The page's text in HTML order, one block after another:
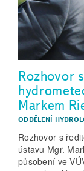
Rozhovor
Markem
ODDĚLENÍ
Rozhovor s
ústavu Mgr.
působení ve